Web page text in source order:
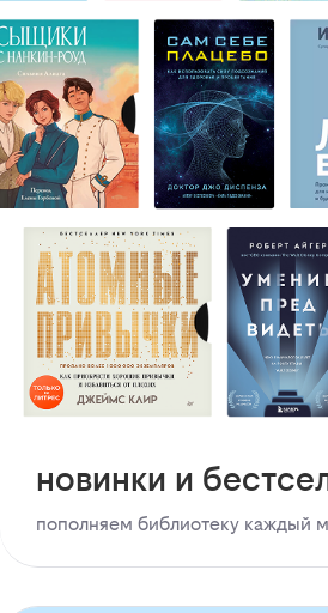
новинки и
пополняем библиотеку каждый